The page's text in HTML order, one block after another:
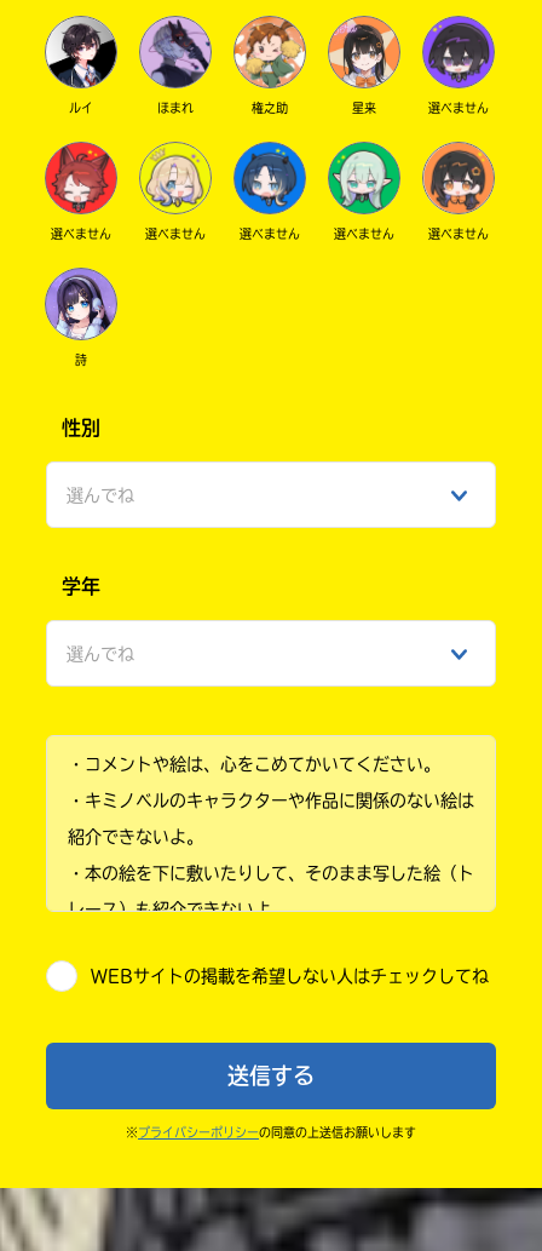
ルイ ほまれ 権之助 星来 選べません
選べません 選べません 選べません 選べません 選べません
詩
性別
選んでね
ひみつ
学年
選んでね
小学2年
小学4年
小学6年
中学1年
・コメントや絵は、心をこめてかいてください。
・キミノベルのキャラクターや作品に関係のない絵は
紹介できないよ。
・本の絵を下に敷いたりして、そのまま写した絵（ト
レース）も紹介できないよ。
・送ってからすぐには紹介されないので、待ってて
ならないよう気をつけてね。
・キャンペーン開催中は、投稿した後の画面にバナー
・ポプラ社の宣伝物で紹介させてもらうことがある
WEBサイトの掲載を希望しない人はチェックしてね
送信する
※ プライバシーポリシーの同意の上送信お願いします